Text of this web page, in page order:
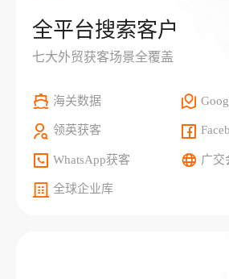
全平台搜索客户
七大外贸获客场景全覆盖
海关数据
领英获客
WhatsApp获客 广交
全球企业库